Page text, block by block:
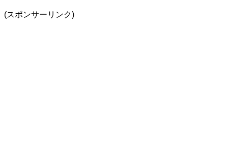
(スポンサーリンク)